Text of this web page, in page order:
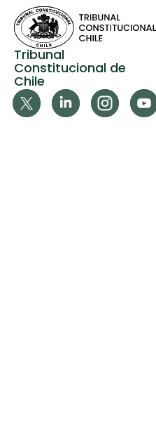
Tribunal
Constitucional de
Chile